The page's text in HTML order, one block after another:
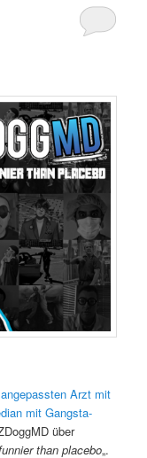
Arzt mit
mit Gangsta-
über
than placebo„.